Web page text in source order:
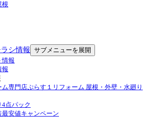
根
シ情報 サブメニューを展開
情報
報
ム専門店ぷらす１リフォーム 屋根・外壁・水廻り
点パック
最安値キャンペーン